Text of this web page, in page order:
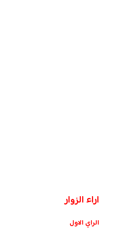
اراء الزوار
الراي الاول